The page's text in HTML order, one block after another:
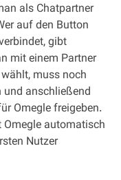
als Chatpartner
auf den Button
gibt
mit einem Partner
muss noch
anschließend
Omegle freigeben.
Omegle automatisch
Nutzer